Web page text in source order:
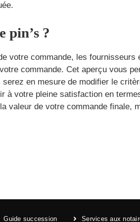
pin’s ?
votre commande, les
commande. Cet aperçu vous
en mesure de modifier le
à votre pleine satisfaction en
valeur de votre commande finale,
Guide succession Services aux